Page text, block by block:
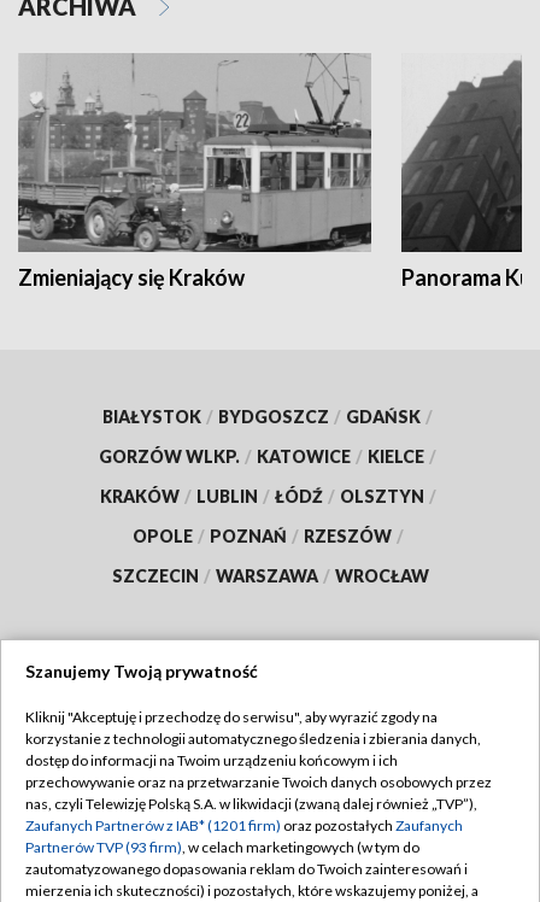
ARCHIWA
Zmieniający się Kraków Panorama
BIAŁYSTOK / BYDGOSZCZ / GDAŃSK /
GORZÓW WLKP. / KATOWICE / KIELCE /
KRAKÓW / LUBLIN / ŁÓDŹ / OLSZTYN /
OPOLE / POZNAŃ / RZESZÓW /
SZCZECIN / WARSZAWA / WROCŁAW
TVP
Abonament TVP
Emisja w TVP
Centrum informacji TVP
Regulamin TVP
Polityka prywatności
Moje zgody
Szanujemy Twoją prywatność
Kliknij "Akceptuję i przechodzę do serwisu", aby wyrazić zgody na
korzystanie z technologii automatycznego śledzenia i zbierania danych,
dostęp do informacji na Twoim urządzeniu końcowym i ich
przechowywanie oraz na przetwarzanie Twoich danych osobowych przez
nas, czyli Telewizję Polską S.A. w likwidacji (zwaną dalej również „TVP”),
Zaufanych Partnerów z IAB* (1201 firm) oraz pozostałych Zaufanych
Partnerów TVP (93 firm), w celach marketingowych (w tym do
zautomatyzowanego dopasowania reklam do Twoich zainteresowań i
mierzenia ich skuteczności) i pozostałych, które wskazujemy poniżej, a